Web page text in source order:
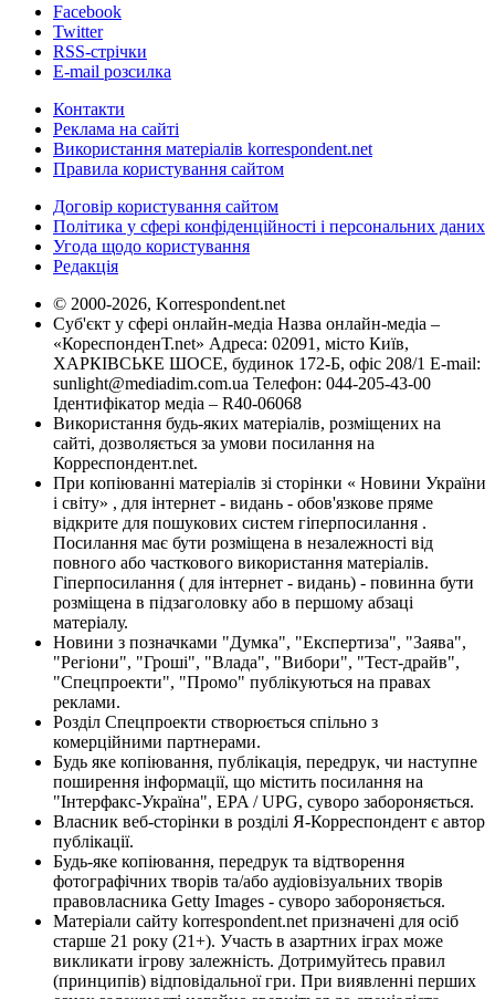
Facebook
Twitter
RSS-стрічки
E-mail розсилка
Контакти
Реклама на сайті
Використання матеріалів korrespondent.net
Правила користування сайтом
Договір користування сайтом
Політика у сфері конфіденційності і персональних даних
Угода щодо користування
Редакція
© 2000-2026, Korrespondent.net
Суб'єкт у сфері онлайн-медіа Назва онлайн-медіа –
«КореспонденТ.net» Адреса: 02091, місто Київ,
ХАРКІВСЬКЕ ШОСЕ, будинок 172-Б, офіс 208/1 E-mail:
sunlight@mediadim.com.ua Телефон: 044-205-43-00
Ідентифікатор медіа – R40-06068
Використання будь-яких матеріалів, розміщених на
сайті, дозволяється за умови посилання на
Корреспондент.net.
При копіюванні матеріалів зі сторінки « Новини України
і світу» , для інтернет - видань - обов'язкове пряме
відкрите для пошукових систем гіперпосилання .
Посилання має бути розміщена в незалежності від
повного або часткового використання матеріалів.
Гіперпосилання ( для інтернет - видань) - повинна бути
розміщена в підзаголовку або в першому абзаці
матеріалу.
Новини з позначками "Думка", "Експертиза", "Заява",
"Регіони", "Гроші", "Влада", "Вибори", "Тест-драйв",
"Спецпроекти", "Промо" публікуються на правах
реклами.
Розділ Спецпроекти створюється спільно з
комерційними партнерами.
Будь яке копіювання, публікація, передрук, чи наступне
поширення інформації, що містить посилання на
"Інтерфакс-Україна", EPA / UPG, суворо забороняється.
Власник веб-сторінки в розділі Я-Корреспондент є автор
публікації.
Будь-яке копіювання, передрук та відтворення
фотографічних творів та/або аудіовізуальних творів
правовласника Getty Images - суворо забороняється.
Матеріали сайту korrespondent.net призначені для осіб
старше 21 року (21+). Участь в азартних іграх може
викликати ігрову залежність. Дотримуйтесь правил
(принципів) відповідальної гри. При виявленні перших